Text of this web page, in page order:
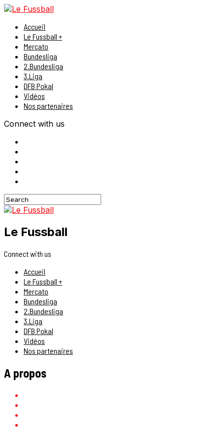
Accueil
Le Fussball +
Mercato
Bundesliga
2.Bundesliga
3.Liga
DFB Pokal
Vidéos
Nos partenaires
Connect with us
Le Fussball
Connect with us
Accueil
Le Fussball +
Mercato
Bundesliga
2.Bundesliga
3.Liga
DFB Pokal
Vidéos
Nos partenaires
A propos